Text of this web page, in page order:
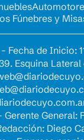
Fúnebres y
Fecha de Inicio:
Esquina
General:
Diego